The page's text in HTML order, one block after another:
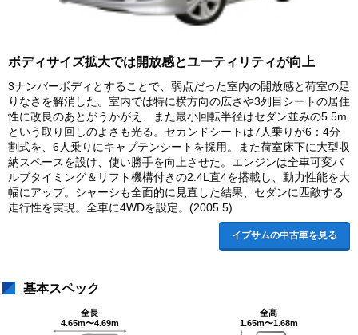
ボディサイズ拡大では開放感とユーティリティが向上
3ナンバーボディとすることで、弱点だった室内の開放感と荷室の足
りなさを解消した。室内では特に横方向の広さや3列目シートの居住
性に改良のあとがうかがえ、また最小回転半径はセダン並みの5.5m
という取り回しのよさも光る。セカンドシートは7人乗りが6：4分
割式を、6人乗りにキャプテンシートを採用。また荷室床下に大型収
納スペースを設け、使い勝手を向上させた。エンジンは全車可変バ
ルブタイミング＆リフト機構付きの2.4L直4を搭載し、動力性能を大
幅にアップ。シャーシも全面的に見直した結果、セダンに匹敵する
走行性を実現。全車に4WDを設定。(2005.5)
イプサムの中古車を見る
基本スペック
全長
4.65m〜4.69m
全高
1.65m〜1.68m